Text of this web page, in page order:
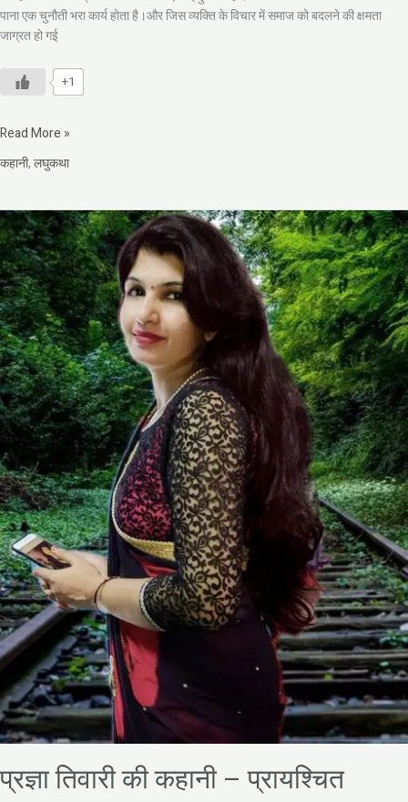
पाना एक चुनौती भरा कार्य होता है।और जिस व्यक्ति के विचार में समाज को बदलने की क्षमता
जाग्रत हो गई
+1
Read More »
कहानी,लघुकथा
प्रज्ञा तिवारी की कहानी – प्रायश्चित
प्रज्ञा
तिवारी
की
कहानी
–
प्रायश्चित